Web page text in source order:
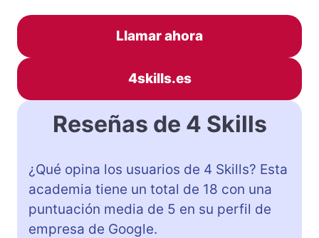
Llamar ahora
4skills.es
Reseñas de 4 Skills
¿Qué opina los usuarios de 4 Skills? Esta
academia tiene un total de 18 con una
puntuación media de 5 en su perfil de
empresa de Google.